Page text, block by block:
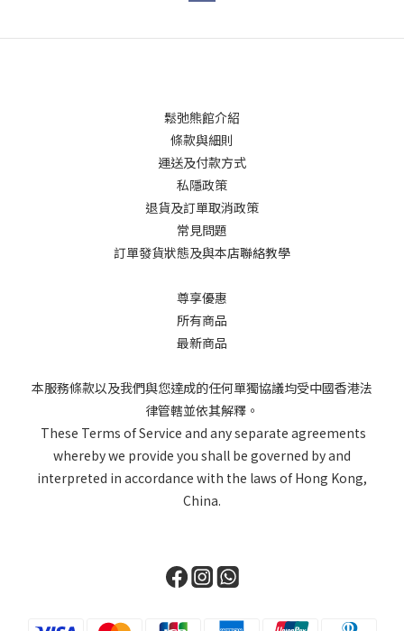
鬆弛熊館介紹
條款與細則
運送及付款方式
私隱政策
退貨及訂單取消政策
常見問題
訂單發貨狀態及與本店聯絡教學
尊享優惠
所有商品
最新商品
本服務條款以及我們與您達成的任何單獨協議均受中國香港法
律管轄並依其解釋。
These Terms of Service and any separate agreements
whereby we provide you shall be governed by and
interpreted in accordance with the laws of Hong Kong,
China.